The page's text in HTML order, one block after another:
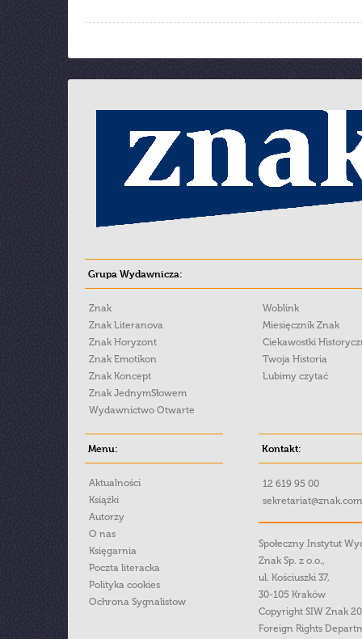
Grupa Wydawnicza:
Znak
Znak Literanova
Znak Horyzont
Znak Emotikon
Znak Koncept
Znak JednymSłowem
Wydawnictwo Otwarte
Woblink
Miesięcznik Znak
Ciekawostki
Twoja Historia
Lubimy czytać
Menu:
Aktualności
Książki
Autorzy
O nas
Księgarnia
Poczta literacka
Polityka cookies
Ochrona Sygnalistow
Kontakt:
12 619 95 00
Społeczny Instytut
Znak Sp. z o.o.,
ul. Kościuszki 37,
30-105 Kraków
Copyright SIW Znak
Foreign Rights